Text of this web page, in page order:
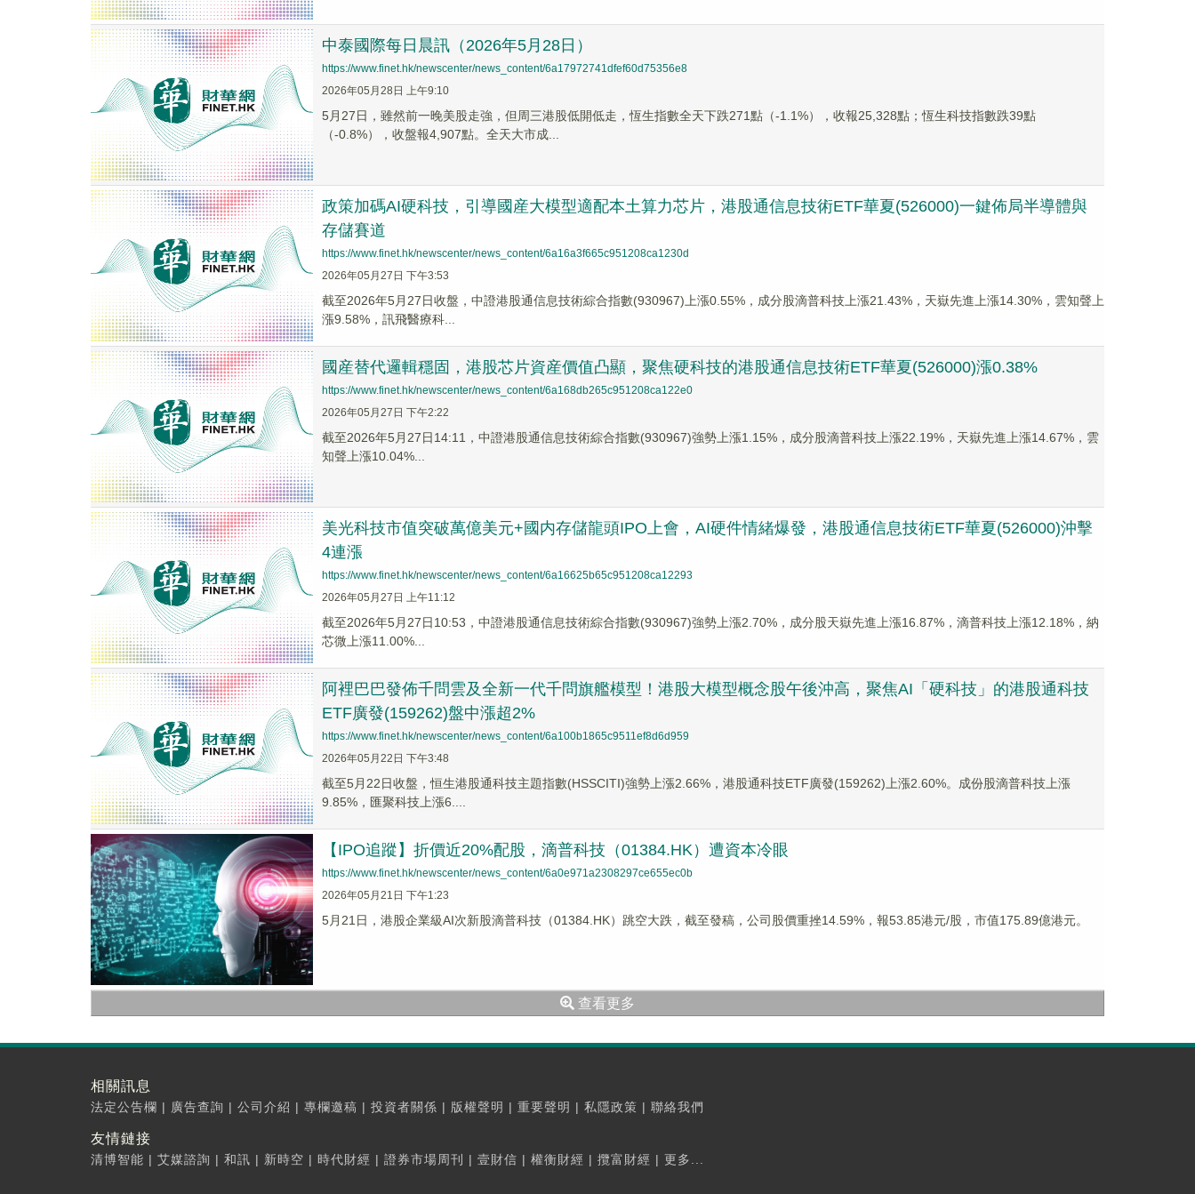
中泰國際每日晨訊（2026年5月28日）
https://www.finet.hk/newscenter/news_content/6a17972741dfef60d75356e8
2026年05月28日 上午9:10
5月27日，雖然前一晚美股走強，但周三港股低開低走，恆生指數全天下跌271點（-1.1%），收報25,328點；恆生科技指數跌39點
（-0.8%），收盤報4,907點。全天大市成...
政策加碼AI硬科技，引導國産大模型適配本土算力芯片，港股通信息技術ETF華夏(526000)一鍵佈局半導體與
存儲賽道
https://www.finet.hk/newscenter/news_content/6a16a3f665c951208ca1230d
2026年05月27日 下午3:53
截至2026年5月27日收盤，中證港股通信息技術綜合指數(930967)上漲0.55%，成分股滴普科技上漲21.43%，天嶽先進上漲14.30%，雲知聲上
漲9.58%，訊飛醫療科...
國産替代邏輯穩固，港股芯片資産價值凸顯，聚焦硬科技的港股通信息技術ETF華夏(526000)漲0.38%
https://www.finet.hk/newscenter/news_content/6a168db265c951208ca122e0
2026年05月27日 下午2:22
截至2026年5月27日14:11，中證港股通信息技術綜合指數(930967)強勢上漲1.15%，成分股滴普科技上漲22.19%，天嶽先進上漲14.67%，雲
知聲上漲10.04%...
美光科技市值突破萬億美元+國内存儲龍頭IPO上會，AI硬件情緒爆發，港股通信息技術ETF華夏(526000)沖擊
4連漲
https://www.finet.hk/newscenter/news_content/6a16625b65c951208ca12293
2026年05月27日 上午11:12
截至2026年5月27日10:53，中證港股通信息技術綜合指數(930967)強勢上漲2.70%，成分股天嶽先進上漲16.87%，滴普科技上漲12.18%，納
芯微上漲11.00%...
阿裡巴巴發佈千問雲及全新一代千問旗艦模型！港股大模型概念股午後沖高，聚焦AI「硬科技」的港股通科技
ETF廣發(159262)盤中漲超2%
https://www.finet.hk/newscenter/news_content/6a100b1865c9511ef8d6d959
2026年05月22日 下午3:48
截至5月22日收盤，恒生港股通科技主題指數(HSSCITI)強勢上漲2.66%，港股通科技ETF廣發(159262)上漲2.60%。成份股滴普科技上漲
9.85%，匯聚科技上漲6....
【IPO追蹤】折價近20%配股，滴普科技（01384.HK）遭資本冷眼
https://www.finet.hk/newscenter/news_content/6a0e971a2308297ce655ec0b
2026年05月21日 下午1:23
5月21日，港股企業級AI次新股滴普科技（01384.HK）跳空大跌，截至發稿，公司股價重挫14.59%，報53.85港元/股，市值175.89億港元。
查看更多
相關訊息
法定公告欄 | 廣告查詢 | 公司介紹 | 專欄邀稿 | 投資者關係 | 版權聲明 | 重要聲明 | 私隱政策 | 聯絡我們
友情鏈接
清博智能 | 艾媒諮詢 | 和訊 | 新時空 | 時代財經 | 證券市場周刊 | 壹財信 | 權衡財經 | 攬富財經 | 更多...